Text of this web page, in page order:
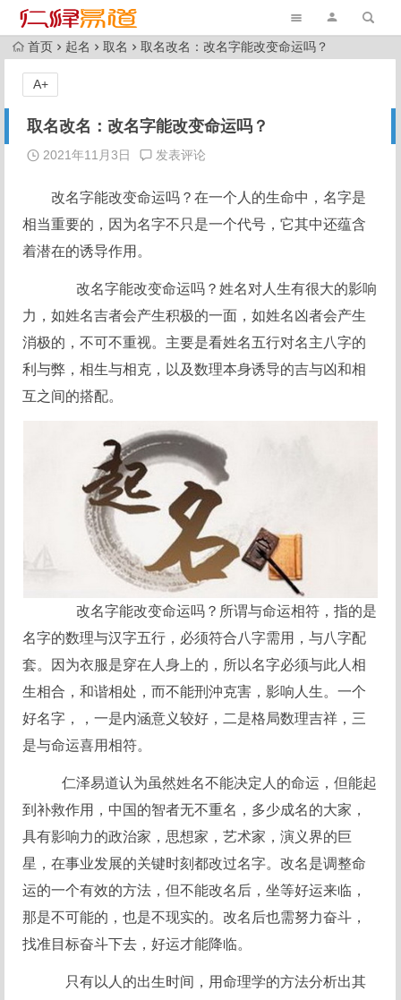
首页 起名 取名 取名改名：改名字能改变命运吗？
取名改名：改名字能改变命运吗？
2021年11月3日 发表评论
改名字能改变命运吗？在一个人的生命中，名字是
相当重要的，因为名字不只是一个代号，它其中还蕴含
着潜在的诱导作用。
改名字能改变命运吗？姓名对人生有很大的影响
力，如姓名吉者会产生积极的一面，如姓名凶者会产生
消极的，不可不重视。主要是看姓名五行对名主八字的
利与弊，相生与相克，以及数理本身诱导的吉与凶和相
互之间的搭配。
改名字能改变命运吗？所谓与命运相符，指的是
名字的数理与汉字五行，必须符合八字需用，与八字配
套。因为衣服是穿在人身上的，所以名字必须与此人相
生相合，和谐相处，而不能刑沖克害，影响人生。一个
好名字，，一是内涵意义较好，二是格局数理吉祥，三
是与命运喜用相符。
仁泽易道认为虽然姓名不能决定人的命运，但能起
到补救作用，中国的智者无不重名，多少成名的大家，
具有影响力的政治家，思想家，艺术家，演义界的巨
星，在事业发展的关键时刻都改过名字。改名是调整命
运的一个有效的方法，但不能改名后，坐等好运来临，
那是不可能的，也是不现实的。改名后也需努力奋斗，
找准目标奋斗下去，好运才能降临。
只有以人的出生时间，用命理学的方法分析出其
A+